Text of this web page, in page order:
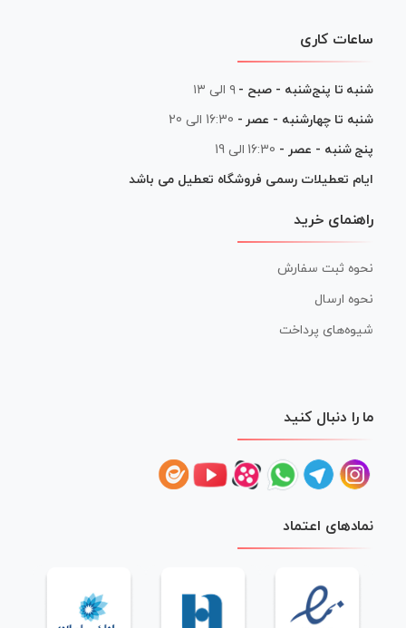
ساعات کاری
شنبه تا پنج‌شنبه - صبح - ۹ الی ۱۳
شنبه تا چهارشنبه - عصر - 16:30 الی 20
پنج شنبه - عصر - 16:30 الی 19
ایام تعطیلات رسمی فروشگاه تعطیل می باشد
راهنمای خرید
نحوه ثبت سفارش
نحوه ارسال
شیوه‌های پرداخت
ما را دنبال کنید
نمادهای اعتماد